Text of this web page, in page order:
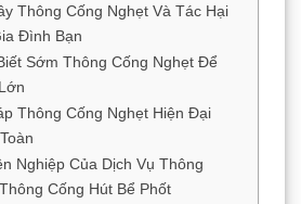
Thông Cống Nghẹt Và Tác Hại
Đình Bạn
Sớm Thông Cống Nghẹt Để
Thông Cống Nghẹt Hiện Đại
Nghiệp Của Dịch Vụ Thông
Cống Hút Bể Phốt